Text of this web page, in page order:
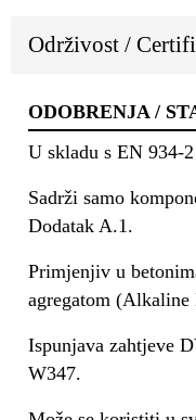
Održivost /
ODOBRENJA /
U skladu s EN 934-
Sadrži samo
Dodatak A.1.
Primjenjiv u
agregatom
Ispunjava zahtjeve
W347.